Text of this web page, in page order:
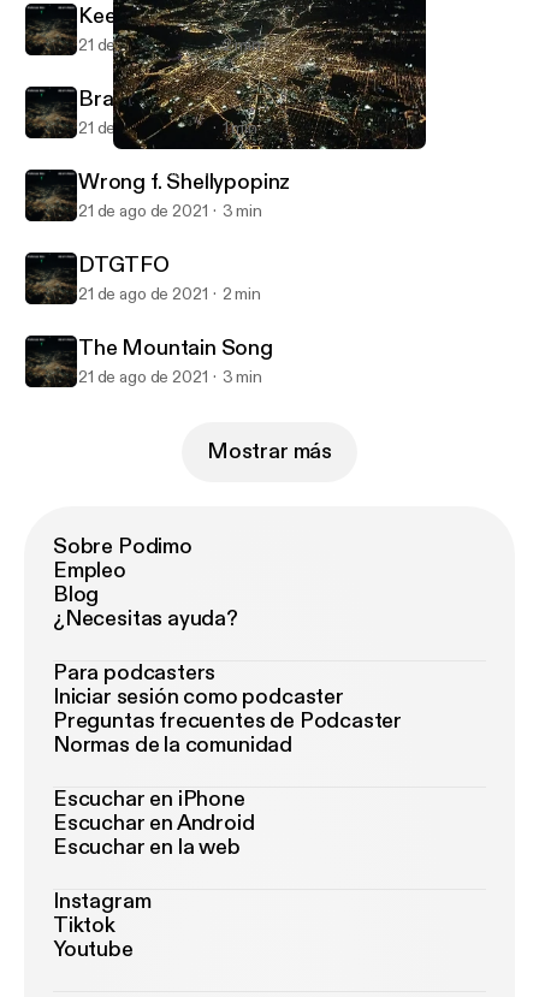
RevEx Podcasts
Keep Your Hands To Yourself
21 de ago de 2021 2 min
Brain Chemicals
21 de ago de 2021 1 min
Wrong f. Shellypopinz
21 de ago de 2021 3 min
DTGTFO
21 de ago de 2021 2 min
The Mountain Song
21 de ago de 2021 3 min
Mostrar más
Sobre Podimo
Empleo
Blog
¿Necesitas ayuda?
Para podcasters
Iniciar sesión como podcaster
Preguntas frecuentes de Podcaster
Normas de la comunidad
Escuchar en iPhone
Escuchar en Android
Escuchar en la web
Instagram
Tiktok
Youtube